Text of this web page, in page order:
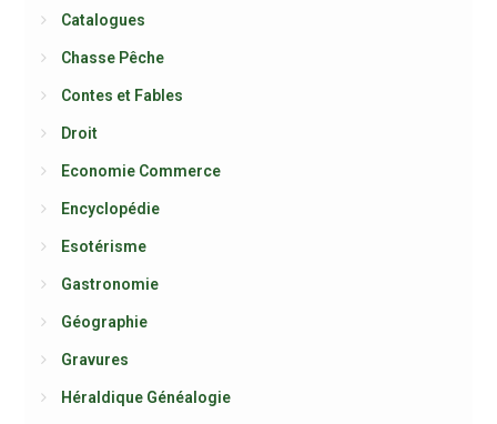
Catalogues
Chasse Pêche
Contes et Fables
Droit
Economie Commerce
Encyclopédie
Esotérisme
Gastronomie
Géographie
Gravures
Héraldique Généalogie